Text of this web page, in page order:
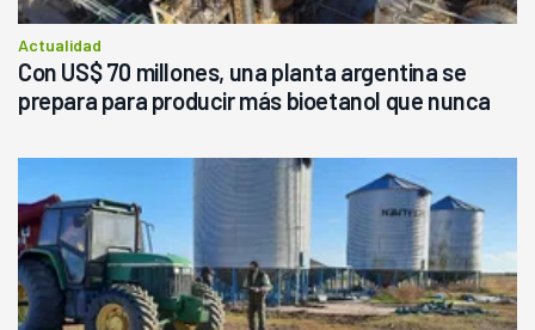
Actualidad
Con US$ 70 millones, una planta argentina se
prepara para producir más bioetanol que nunca